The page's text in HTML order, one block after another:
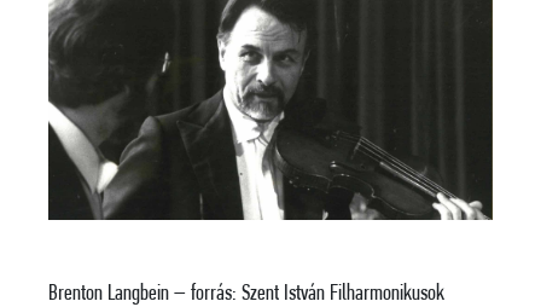
Brenton Langbein – forrás: Szent István Filharmonikusok